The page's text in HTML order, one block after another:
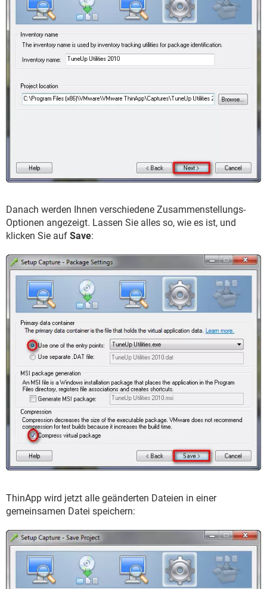
Danach werden Ihnen verschiedene Zusammenstellungs-
Optionen angezeigt. Lassen Sie alles so, wie es ist, und
klicken Sie auf Save:
ThinApp wird jetzt alle geänderten Dateien in einer
gemeinsamen Datei speichern: